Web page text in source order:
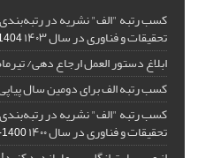
کسب رتبه "الف" نشریه در
تحقیقات و فناوری در سال ۱۴۰۳ 07-07
ابلاغ دستور العمل ارجاع دهی/ تیرماه
کسب رتبه الف برای دومین سال
کسب رتبه "الف" نشریه در
تحقیقات و فناوری در سال ۱۴۰۰ 1400-04-27